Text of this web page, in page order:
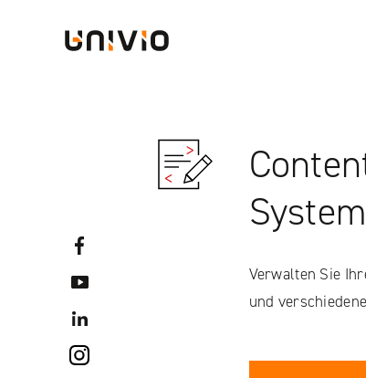
Verwalten Sie
und